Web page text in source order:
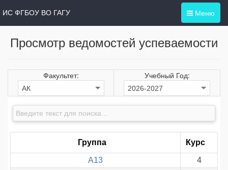
Меню
ИС ФГБОУ ВО ГАГУ
Просмотр ведомостей успеваемости
Факультет: Учебный Год:
Группа Курс
А13
4